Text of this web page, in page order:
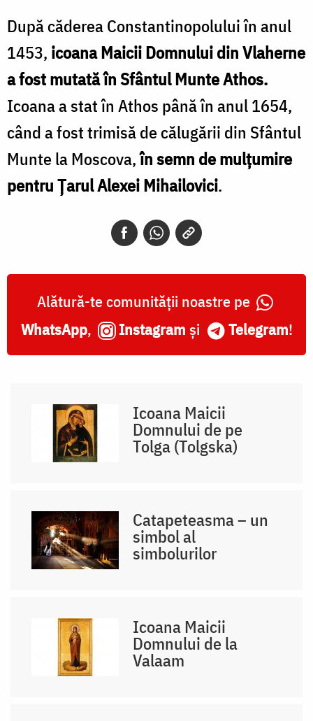
După căderea Constantinopolului în anul
1453, icoana Maicii Domnului din Vlaherne
a fost mutată în Sfântul Munte Athos.
Icoana a stat în Athos până în anul 1654,
când a fost trimisă de călugării din Sfântul
Munte la Moscova,în semn de mulțumire
pentru Țarul Alexei Mihailovici.
Alătură-te comunității noastre pe
WhatsApp, Instagram și Telegram!
Icoana Maicii
Domnului de pe
Tolga (Tolgska)
Catapeteasma – un
simbol al
simbolurilor
Icoana Maicii
Domnului de la
Valaam